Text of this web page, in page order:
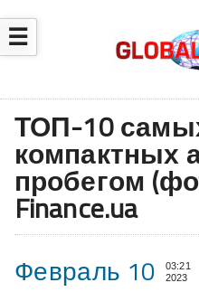
☰
ТОП-10
компактных
пробегом
Finance.ua
Февраль 10
03:21
2023